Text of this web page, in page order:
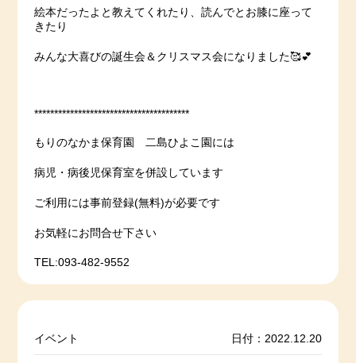
絵本だったよと教えてくれたり、読んでとお膝に座って
きたり
みんな大喜びの誕生会＆クリスマス会になりました🥰💕
***************************************
もりのなかま保育園 二島ひよこ園には
病児・病後児保育室を併設しています
ご利用には事前登録(無料)が必要です
お気軽にお問合せ下さい
TEL:093-482-9552
イベント 日付：2022.12.20